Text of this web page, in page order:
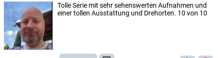
Tolle Serie mit sehr sehenswerten Aufnahmen und
einer tollen Ausstattung und Drehorten. 10 von 10